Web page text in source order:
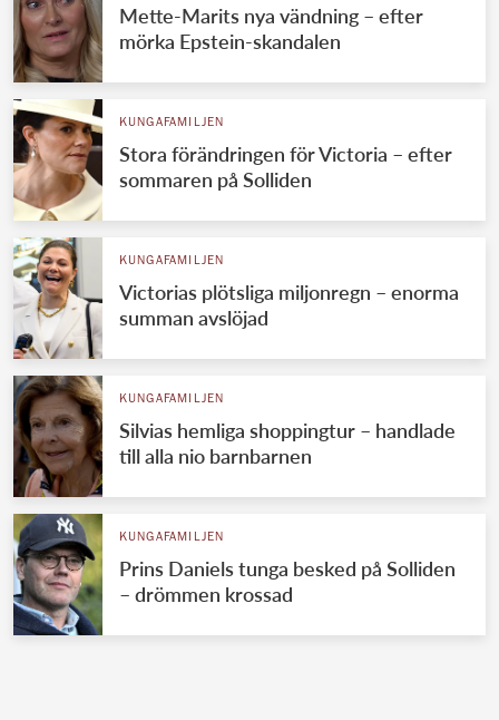
Mette-Marits nya vändning – efter
mörka Epstein-skandalen
KUNGAFAMILJEN
Stora förändringen för Victoria – efter
sommaren på Solliden
KUNGAFAMILJEN
Victorias plötsliga miljonregn – enorma
summan avslöjad
KUNGAFAMILJEN
Silvias hemliga shoppingtur – handlade
till alla nio barnbarnen
KUNGAFAMILJEN
Prins Daniels tunga besked på Solliden
– drömmen krossad